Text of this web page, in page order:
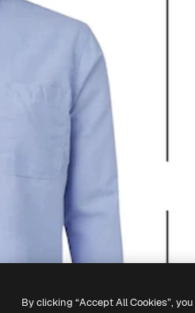
By clicking “Accept All Cookies”,